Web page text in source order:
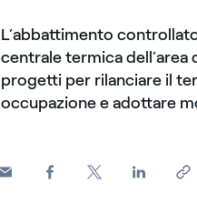
L’abbattimento
centrale termica dell’area
progetti per rilanciare il
occupazione e adottare